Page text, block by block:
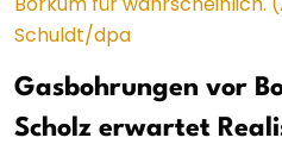
Gasbohrungen vor
Scholz erwartet